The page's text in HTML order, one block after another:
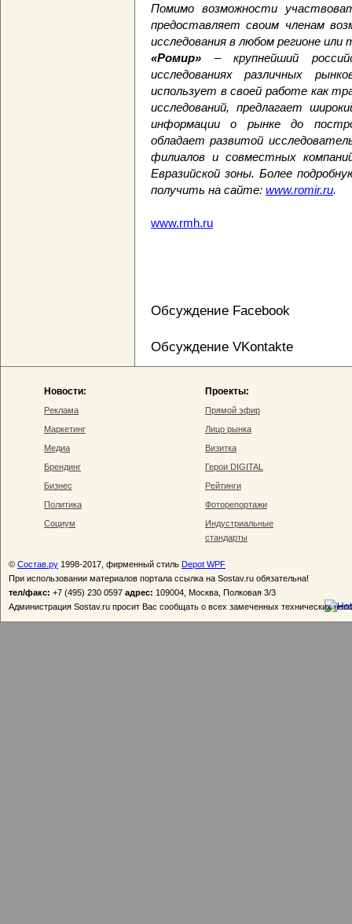
Помимо возможности
предоставляет своим членам
исследования в любом регионе или
«Ромир» – крупнейший
исследованиях различных
использует в своей работе как
исследований, предлагает
информации о рынке до
обладает развитой
филиалов и совместных
Евразийской зоны. Более
получить на сайте: www.romir.ru.
www.rmh.ru
Обсуждение Facebook
Обсуждение VKontakte
Новости:
Реклама
Маркетинг
Медиа
Брендинг
Бизнес
Политика
Социум
Проекты:
Прямой эфир
Лицо рынка
Визитка
Герои DIGITAL
Рейтинги
Фоторепортажи
Индустриальные
стандарты
© Состав.ру 1998-2017, фирменный стиль Depot WPF
При использовании материалов портала ссылка на Sostav.ru обязательна!
тел/факс: +7 (495) 230 0597 адрес: 109004, Москва, Полковая 3/3
Администрация Sostav.ru просит Вас сообщать о всех замеченных технических